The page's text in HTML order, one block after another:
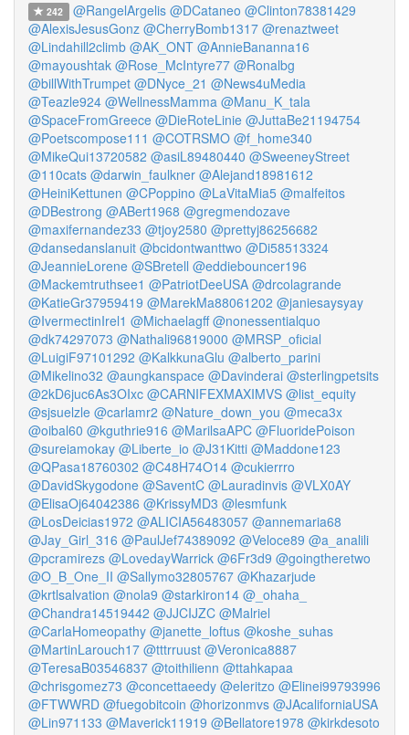
242 @RangelArgelis @DCataneo @Clinton78381429
@AlexisJesusGonz @CherryBomb1317 @renaztweet
@Lindahill2climb @AK_ONT @AnnieBananna16
@mayoushtak @Rose_McIntyre77 @Ronalbg
@billWithTrumpet @DNyce_21 @News4uMedia
@Teazle924 @WellnessMamma @Manu_K_tala
@SpaceFromGreece @DieRoteLinie @JuttaBe21194754
@Poetscompose111 @COTRSMO @f_home340
@MikeQui13720582 @asiL89480440 @SweeneyStreet
@110cats @darwin_faulkner @Alejand18981612
@HeiniKettunen @CPoppino @LaVitaMia5 @malfeitos
@DBestrong @ABert1968 @gregmendozave
@maxifernandez33 @tjoy2580 @prettyj86256682
@dansedanslanuit @bcidontwanttwo @Di58513324
@JeannieLorene @SBretell @eddiebouncer196
@Mackemtruthsee1 @PatriotDeeUSA @drcolagrande
@KatieGr37959419 @MarekMa88061202 @janiesaysyay
@IvermectinIrel1 @Michaelagff @nonessentialquo
@dk74297073 @Nathali96819000 @MRSP_oficial
@LuigiF97101292 @KalkkunaGlu @alberto_parini
@Mikelino32 @aungkanspace @Davinderai @sterlingpetsits
@2kD6juc6As3OIxc @CARNIFEXMAXIMVS @list_equity
@sjsuelzle @carlamr2 @Nature_down_you @meca3x
@oibal60 @kguthrie916 @MarilsaAPC @FluoridePoison
@sureiamokay @Liberte_io @J31Kitti @Maddone123
@QPasa18760302 @C48H74O14 @cukierrro
@DavidSkygodone @SaventC @Lauradinvis @VLX0AY
@ElisaOj64042386 @KrissyMD3 @lesmfunk
@LosDeicias1972 @ALICIA56483057 @annemaria68
@Jay_Girl_316 @PaulJef74389092 @Veloce89 @a_analili
@pcramirezs @LovedayWarrick @6Fr3d9 @goingtheretwo
@O_B_One_II @Sallymo32805767 @Khazarjude
@krtlsalvation @nola9 @starkiron14 @_ohaha_
@Chandra14519442 @JJCIJZC @Malriel
@CarlaHomeopathy @janette_loftus @koshe_suhas
@MartinLarouch17 @tttrruust @Veronica8887
@TeresaB03546837 @toithilienn @ttahkapaa
@chrisgomez73 @concettaeedy @eleritzo @Elinei99793996
@FTWWRD @fuegobitcoin @horizonmvs @JAcaliforniaUSA
@Lin971133 @Maverick11919 @Bellatore1978 @kirkdesoto